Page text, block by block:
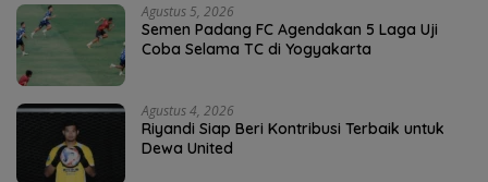
Agustus 5, 2026
Semen Padang FC Agendakan 5 Laga Uji
Coba Selama TC di Yogyakarta
Agustus 4, 2026
Riyandi Siap Beri Kontribusi Terbaik untuk
Dewa United